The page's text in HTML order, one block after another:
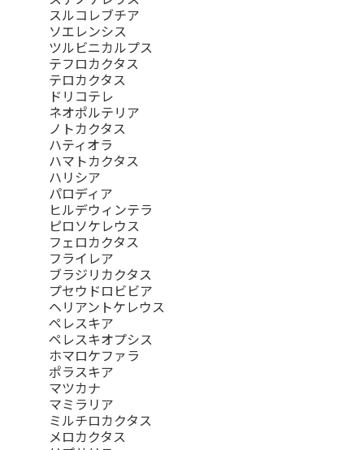
スルコレブチア
ソエレンシス
ツルビニカルプス
テフロカクタス
テロカクタス
ドリコテレ
ネオポルテリア
ノトカクタス
ハティオラ
ハマトカクタス
ハリシア
パロディア
ヒルデウィンテラ
ピロソケレウス
フェロカクタス
フライレア
ブラジリカクタス
プセウドロビビア
ヘリアントケレウス
ペレスキア
ペレスキオプシス
ホマロケファラ
ポラスキア
マツカナ
マミラリア
ミルチロカクタス
メロカクタス